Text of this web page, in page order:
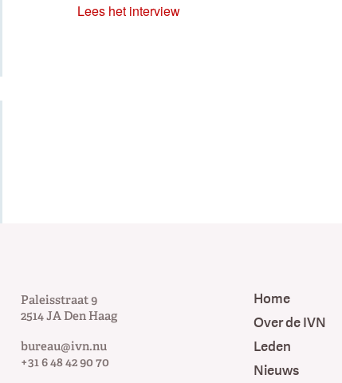
Lees het interview
Paleisstraat 9
2514 JADen Haag
bureau@ivn.nu
+31 6 48 42 90 70
Home
Over de IVN
Leden
Nieuws